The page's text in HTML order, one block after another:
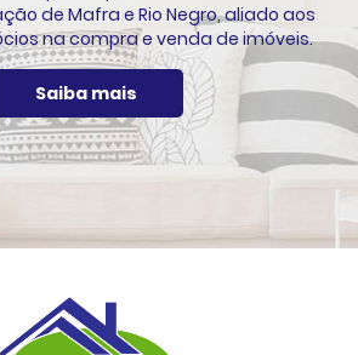
de Mafra e Rio Negro, aliado aos
na compra e venda de imóveis.
Saiba mais